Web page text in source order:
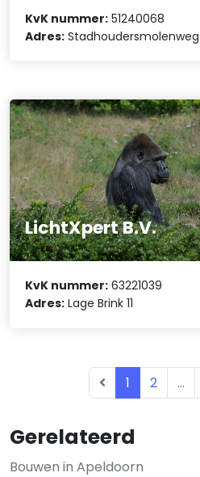
Gerelateerd
Bouwen in Apeldoorn
KvK nummer: 51240068
Adres:
LichtXpert B.V.
KvK nummer: 63221039
Adres: Lage Brink 11
1 2 ...